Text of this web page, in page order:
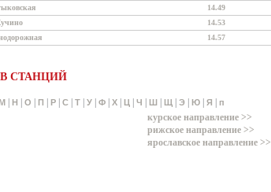
14.49
14.53
14.57
СТАНЦИЙ
Н О П Р С Т У Ф Х Ц Ч Ш Щ Э Ю Я п
курское направление >>
рижское направление >>
ярославское направление >>